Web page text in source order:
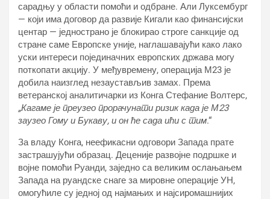
сарадњу у области помоћи и одбране. Али Луксембург
— који има договор да развије Кигали као финансијски
центар — једнострано је блокирао строге санкције од
стране саме Европске уније, наглашавајући како лако
уски интереси појединачних европских држава могу
поткопати акцију. У међувремену, операција М23 је
добила наизглед незаустављив замах. Према
ветеранској аналитичарки из Конга Стефание Волтерс,
„Кагаме је преузео прорачунати ризик када је М23
заузео Гому и Букаву, и он ће сада ићи с тим.“
За владу Конга, неефикасни одговори Запада прате
застрашујући образац. Деценије развојне подршке и
војне помоћи Руанди, заједно са великим ослањањем
Запада на руандске снаге за мировне операције УН,
омогућиле су једној од најмањих и најсиромашнијих